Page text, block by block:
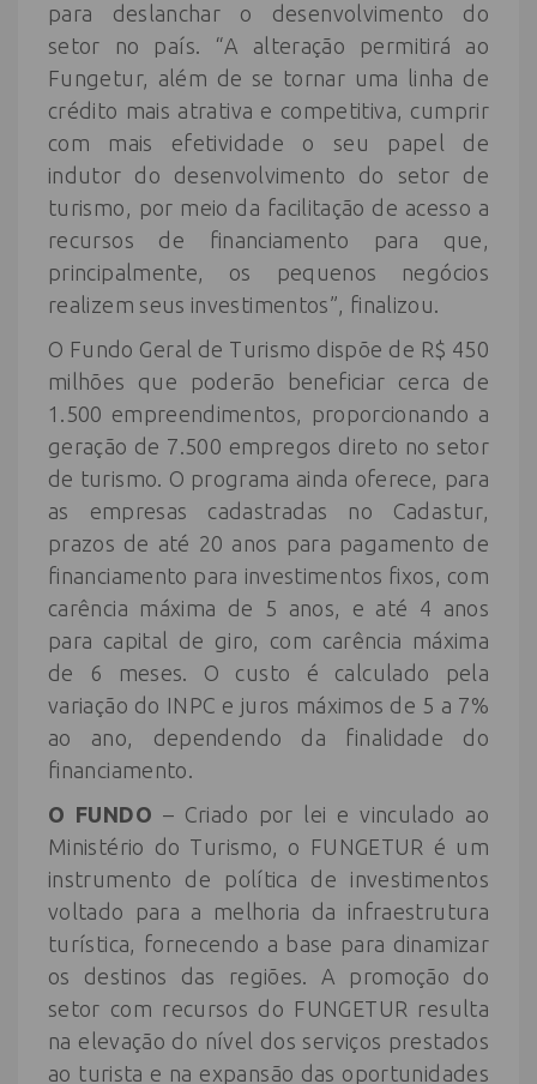
para deslanchar o desenvolvimento do
setor no país. “A alteração permitirá ao
Fungetur, além de se tornar uma linha de
crédito mais atrativa e competitiva, cumprir
com mais efetividade o seu papel de
indutor do desenvolvimento do setor de
turismo, por meio da facilitação de acesso a
recursos de financiamento para que,
principalmente, os pequenos negócios
realizem seus investimentos”, finalizou.
O Fundo Geral de Turismo dispõe de R$ 450
milhões que poderão beneficiar cerca de
1.500 empreendimentos, proporcionando a
geração de 7.500 empregos direto no setor
de turismo. O programa ainda oferece, para
as empresas cadastradas no Cadastur,
prazos de até 20 anos para pagamento de
financiamento para investimentos fixos, com
carência máxima de 5 anos, e até 4 anos
para capital de giro, com carência máxima
de 6 meses. O custo é calculado pela
variação do INPC e juros máximos de 5 a 7%
ao ano, dependendo da finalidade do
financiamento.
O FUNDO – Criado por lei e vinculado ao
Ministério do Turismo, o FUNGETUR é um
instrumento de política de investimentos
voltado para a melhoria da infraestrutura
turística, fornecendo a base para dinamizar
os destinos das regiões. A promoção do
setor com recursos do FUNGETUR resulta
na elevação do nível dos serviços prestados
ao turista e na expansão das oportunidades